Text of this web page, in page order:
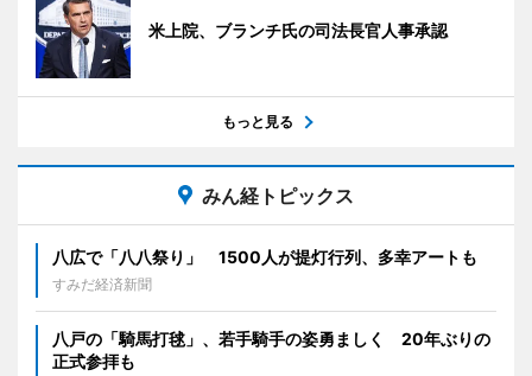
米上院、ブランチ氏の司法長官人事承認
もっと見る
みん経トピックス
八広で「八八祭り」 1500人が提灯行列、多幸アートも
すみだ経済新聞
八戸の「騎馬打毬」、若手騎手の姿勇ましく 20年ぶりの
正式参拝も